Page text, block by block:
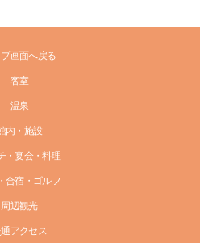
プ画面へ戻る
客室
温泉
内・施設
・宴会・料理
合宿・ゴルフ
周辺観光
アクセス